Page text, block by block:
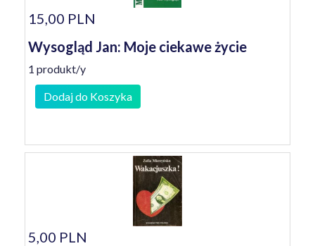
15,00 PLN
Wysogląd Jan: Moje ciekawe życie
1 produkt/y
Dodaj do Koszyka
5,00 PLN